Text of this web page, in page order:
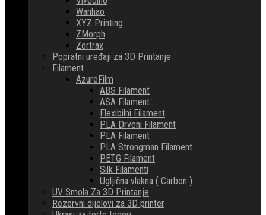
Wanhao
XYZ Printing
ZMorph
Zortrax
Popratni uređaji za 3D Printanje
Filament
AzureFilm
ABS Filament
ASA Filament
Flexibilni Filament
PLA Drveni Filament
PLA Filament
PLA Strongman Filament
PETG Filament
Silk Filamenti
Ugljična vlakna ( Carbon )
UV Smola Za 3D Printanje
Rezervni dijelovi za 3D printer